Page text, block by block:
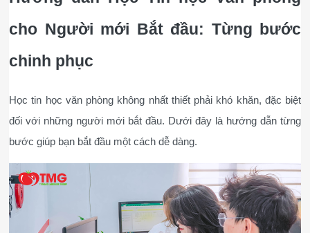
cho Người mới Bắt đầu: Từng bước
chinh phục
Học tin học văn phòng không nhất thiết phải khó khăn, đặc biệt
đối với những người mới bắt đầu. Dưới đây là hướng dẫn từng
bước giúp bạn bắt đầu một cách dễ dàng.